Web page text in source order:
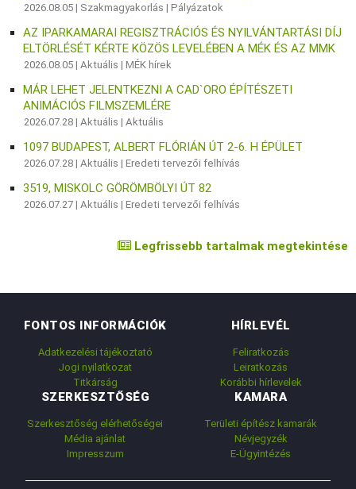
2026.08.05 | Szakmagyakorlás |Pályázatok
AZ IPARKAMARAI REGISZTRÁCIÓS ÉS NYILVÁNTARTÁSI DÍJ
ELTÖRLÉSÉT KÉRTE KÖZÖS LEVELÉBEN A MÉK ÉS AZ MMK
2026.08.05 |Aktuális |MÉK hírek
MÁR LEHET JELENTKEZNI A CAD`ORO ÉPÍTÉSZETI
ANIMÁCIÓS FILMSZEMLÉRE
2026.07.28 |Aktuális |Aktuális
1097 BUDAPEST, ALBERT FLÓRIÁN ÚT 2-6. H ÉPÜLET
2026.07.28 |Aktuális |Eredeti tervezői felhívás
3519, MISKOLC GÖRÖMBÖLYI ÚT 82
2026.07.27 |Aktuális |Eredeti tervezői felhívás
Legfrissebb tartalmak megtekintése
FONTOS INFORMÁCIÓK
Adatkezelési tájékoztató
Jogi nyilatkozat
Titkárság
HÍRLEVÉL
Feliratkozás
Leiratkozás
Korábbi hírlevelek
SZERKESZTŐSÉG
Szerkesztőség elérhetőségei
Média ajánlat
Impresszum
KAMARA
Területi építész kamarák
Névjegyzék
E-Ügyintézés